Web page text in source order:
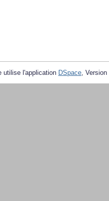
utilise l'application DSpace,